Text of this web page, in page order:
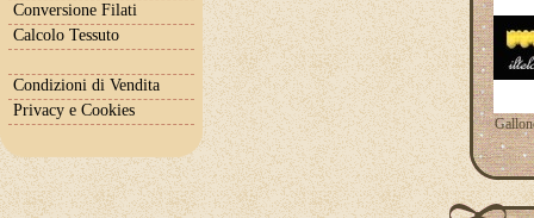
Conversione Filati
Calcolo Tessuto
Condizioni di Vendita
Privacy e Cookies